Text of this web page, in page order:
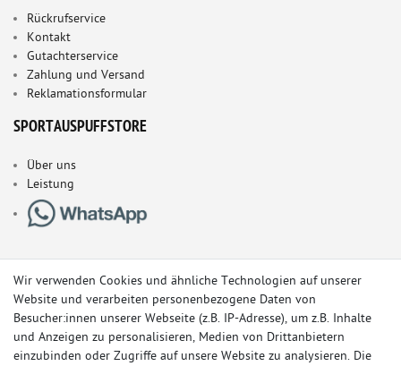
Rückrufservice
Kontakt
Gutachterservice
Zahlung und Versand
Reklamationsformular
SPORTAUSPUFFSTORE
Über uns
Leistung
Wir verwenden Cookies und ähnliche Technologien auf unserer
Website und verarbeiten personenbezogene Daten von
Besucher:innen unserer Webseite (z.B. IP-Adresse), um z.B. Inhalte
und Anzeigen zu personalisieren, Medien von Drittanbietern
einzubinden oder Zugriffe auf unsere Website zu analysieren. Die